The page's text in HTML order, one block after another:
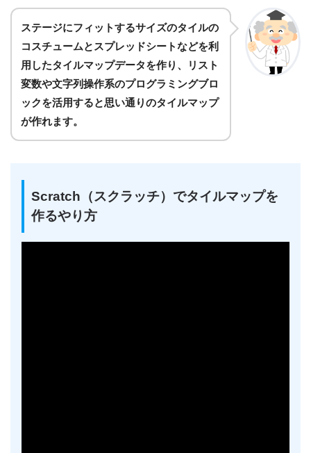
ステージにフィットするサイズのタイルの
コスチュームとスプレッドシートなどを利
用したタイルマップデータを作り、リスト
変数や文字列操作系のプログラミングブロ
ックを活用すると思い通りのタイルマップ
が作れます。
Scratch（スクラッチ）でタイルマップを
作るやり方